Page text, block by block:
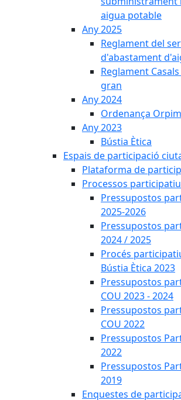
aigua potable
Any 2025
Reglament del
d'abastament
Reglament
gran
Any 2024
Ordenança
Any 2023
Bústia Ètica
Espais de participació
Plataforma de
Processos
Pressupostos
2025-2026
Pressupostos
2024 / 2025
Procés
Bústia Ètica 2023
Pressupostos
COU 2023 - 2024
Pressupostos
COU 2022
Pressupostos
2022
Pressupostos
2019
Enquestes de